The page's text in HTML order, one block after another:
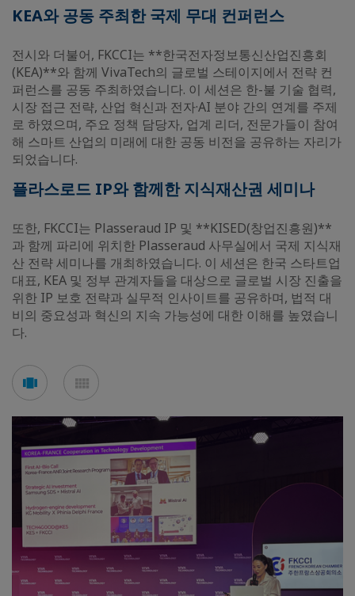
KEA와 공동 주최한 국제 무대 컨퍼런스
전시와 더불어, FKCCI는 **한국전자정보통신산업진흥회
(KEA)**와 함께 VivaTech의 글로벌 스테이지에서 전략 컨
퍼런스를 공동 주최하였습니다. 이 세션은 한-불 기술 협력,
시장 접근 전략, 산업 혁신과 전자·AI 분야 간의 연계를 주제
로 하였으며, 주요 정책 담당자, 업계 리더, 전문가들이 참여
해 스마트 산업의 미래에 대한 공동 비전을 공유하는 자리가
되었습니다.
플라스로드 IP와 함께한 지식재산권 세미나
또한, FKCCI는 Plasseraud IP 및 **KISED(창업진흥원)**
과 함께 파리에 위치한 Plasseraud 사무실에서 국제 지식재
산 전략 세미나를 개최하였습니다. 이 세션은 한국 스타트업
대표, KEA 및 정부 관계자들을 대상으로 글로벌 시장 진출을
위한 IP 보호 전략과 실무적 인사이트를 공유하며, 법적 대
비의 중요성과 혁신의 지속 가능성에 대한 이해를 높였습니
다.
See
carouselmosaic